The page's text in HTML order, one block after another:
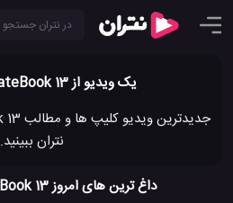
یک ویدیو از HUAWEI MateBook 13
نتران ببینید.
داغ ترین های امروز HUAWEI MateBook 13